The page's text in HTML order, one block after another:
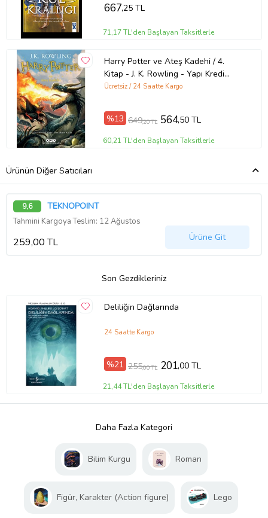
667,25 TL
71,17 TL'den Başlayan Taksitlerle
Harry Potter ve Ateş Kadehi / 4.
Kitap - J. K. Rowling - Yapı Kredi
Yayınları
Ücretsiz / 24 Saatte Kargo
%13 649,20 TL 564,50 TL
60,21 TL'den Başlayan Taksitlerle
Ürünün Diğer Satıcıları
9,6 TEKNOPOINT
Tahmini Kargoya Teslim: 12 Ağustos
259,00 TL Ürüne Git
Son Gezdikleriniz
Deliliğin Dağlarında
24 Saatte Kargo
%21 255,00 TL 201,00 TL
21,44 TL'den Başlayan Taksitlerle
Daha Fazla Kategori
Bilim Kurgu Roman
Figür, Karakter (Action figure) Lego